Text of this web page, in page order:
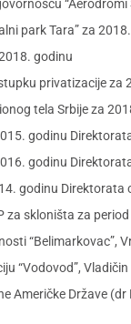
“Aerodromi
park Tara” za
godinu
privatizacije za
tela Srbije za
godinu
godinu
godinu Direktorata
za skloništa za
“Belimarkovac”,
“Vodovod”,
Američke Države